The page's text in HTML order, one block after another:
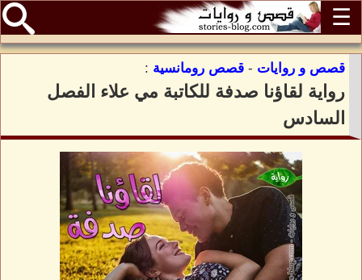
☰
قصص و روايات - قصص رومانسية :
رواية لقاؤنا صدفة للكاتبة مي علاء الفصل
السادس